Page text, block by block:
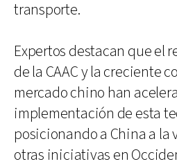
transporte.
Expertos destacan que el
de la CAAC y la creciente
mercado chino han
implementación de esta
posicionando a China a la
otras iniciativas en